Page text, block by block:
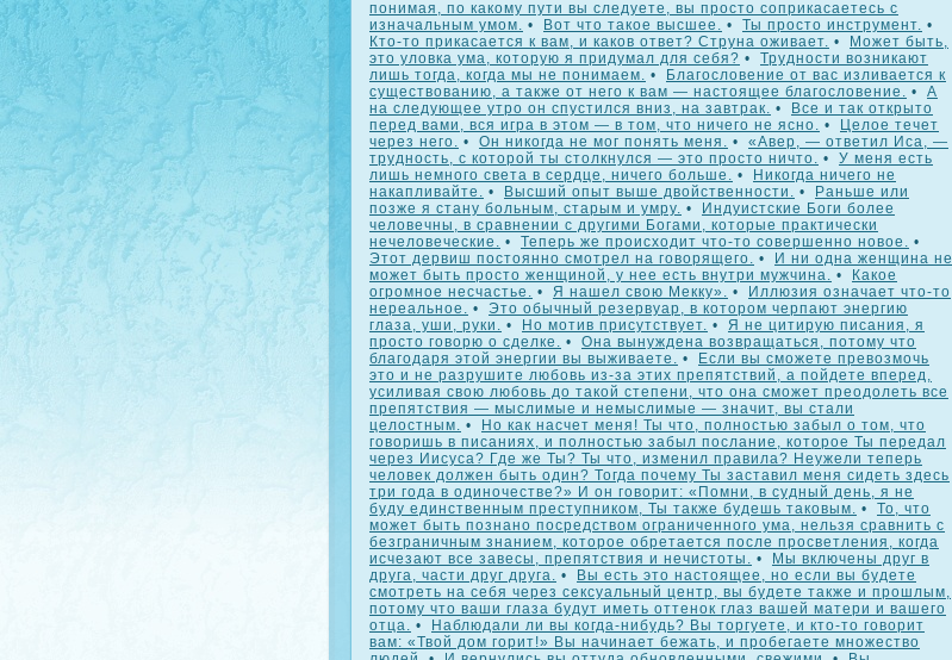
понимая, по какому пути вы следуете, вы просто соприкасаетесь с
изначальным умом. • Вот что такое высшее. • Ты просто инструмент. •
Кто-то прикасается к вам, и каков ответ? Струна оживает. •
Может быть,
это уловка ума, которую я придумал для себя? • Трудности возникают
лишь тогда, когда мы не понимаем. •
Благословение от вас изливается к
существованию, а также от него к вам — настоящее благословение. • А
на следующее утро он спустился вниз, на завтрак. •
Все и так открыто
перед вами, вся игра в этом — в том, что ничего не ясно. •
Целое течет
через него. • Он никогда не мог понять меня. • «Авер, — ответил Иса, —
трудность, с которой ты столкнулся — это просто ничто. • У меня есть
лишь немного света в сердце, ничего больше. •
Никогда ничего не
накапливайте. • Высший опыт выше двойственности. •
Раньше или
позже я стану больным, старым и умру. •
Индуистские Боги более
человечны, в сравнении с другими Богами, которые практически
нечеловеческие. • Теперь же происходит что-то совершенно новое. •
Этот дервиш постоянно смотрел на говорящего. •
И ни одна женщина не
может быть просто женщиной, у нее есть внутри мужчина. •
Какое
огромное несчастье. • Я нашел свою Мекку». •
Иллюзия означает что-то
нереальное. • Это обычный резервуар, в котором черпают энергию
глаза, уши, руки. • Но мотив присутствует. • Я не цитирую писания, я
просто говорю о сделке. • Она вынуждена возвращаться, потому что
благодаря этой энергии вы выживаете. •
Если вы сможете превозмочь
это и не разрушите любовь из-за этих препятствий, а пойдете вперед,
усиливая свою любовь до такой степени, что она сможет преодолеть все
препятствия — мыслимые и немыслимые — значит, вы стали
целостным. •
Но как насчет меня! Ты что, полностью забыл о том, что
говоришь в писаниях, и полностью забыл послание, которое Ты передал
через Иисуса? Где же Ты? Ты что, изменил правила? Неужели теперь
человек должен быть один? Тогда почему Ты заставил меня сидеть здесь
три года в одиночестве?» И он говорит: «Помни, в судный день, я не
буду единственным преступником, Ты также будешь таковым. • То, что
может быть познано посредством ограниченного ума, нельзя сравнить с
безграничным знанием, которое обретается после просветления, когда
исчезают все завесы, препятствия и нечистоты. •
Мы включены друг в
друга, части друг друга. •
Вы есть это настоящее, но если вы будете
смотреть на себя через сексуальный центр, вы будете также и прошлым,
потому что ваши глаза будут иметь оттенок глаз вашей матери и вашего
отца. •
Наблюдали ли вы когда-нибудь? Вы торгуете, и кто-то говорит
вам: «Твой дом горит!» Вы начинает бежать, и пробегаете множество